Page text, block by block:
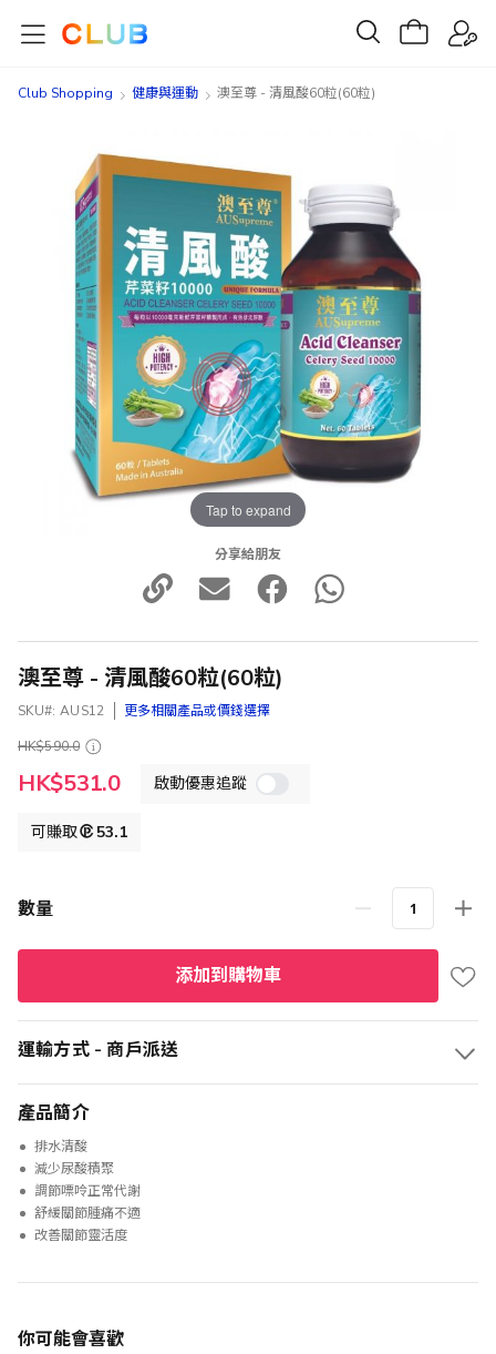
Club Shopping 健康與運動 澳至尊 - 清風酸60粒(60粒)
beginning
Tap to expand
分享給朋友
澳至尊 - 清風酸60粒(60粒)
SKU AUS12
更多相關產品或價錢選擇
HK$590.0
特
殊
HK$531.0 啟動優惠追蹤
可賺取 53.1
數量
添加到購物車
運輸方式 - 商戶派送
產品簡介
排水清酸
減少尿酸積聚
調節嘌呤正常代謝
舒緩關節腫痛不適
改善關節靈活度
你可能會喜歡